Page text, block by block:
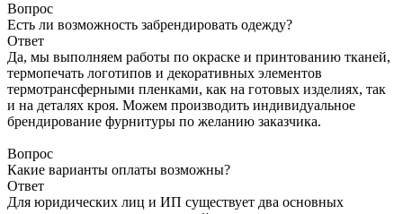
Вопрос
Есть ли возможность забрендировать одежду?
Ответ
Да, мы выполняем работы по окраске и принтованию тканей,
термопечать логотипов и декоративных элементов
термотрансферными пленками, как на готовых изделиях, так
и на деталях кроя. Можем производить индивидуальное
брендирование фурнитуры по желанию заказчика.
Вопрос
Какие варианты оплаты возможны?
Ответ
Для юридических лиц и ИП существует два основных